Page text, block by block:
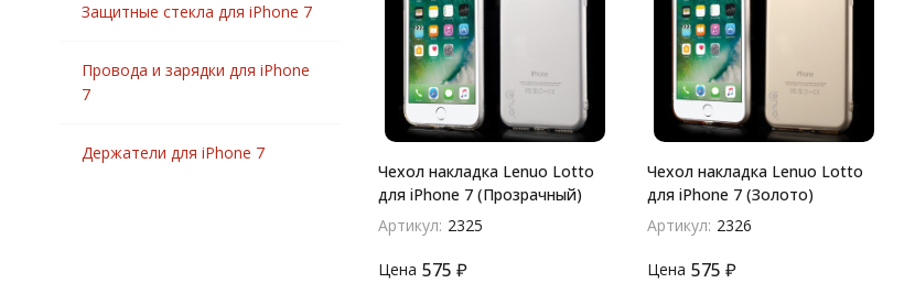
Чехол накладка Lenuo Lotto
для iPhone 7 (Прозрачный)
Артикул: 2325
Цена 575 ₽
Чехол накладка Lenuo Lotto
для iPhone 7 (Золото)
Артикул: 2326
Цена 575 ₽
Защитные стекла для iPhone 7
Провода и зарядки для iPhone
7
Держатели для iPhone 7